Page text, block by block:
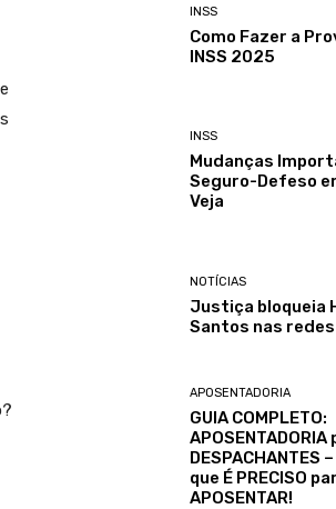
INSS
Como Fazer a
INSS 2025
INSS
Mudanças
Seguro-Defeso
Veja
NOTÍCIAS
Justiça bloqueia
Santos nas
APOSENTADORIA
GUIA COMPLETO:
APOSENTADORIA
DESPACHANTES
que É PRECISO
APOSENTAR!